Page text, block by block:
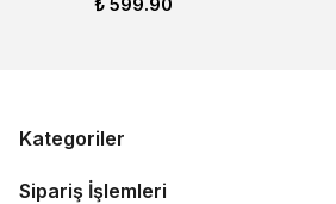
Kategoriler
Sipariş İşlemleri